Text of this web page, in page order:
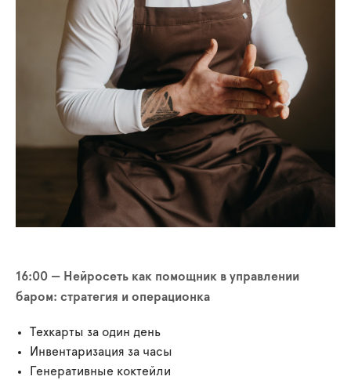
16:00 — Нейросеть как помощник в управлении
баром: стратегия и операционка
Техкарты за один день
Инвентаризация за часы
Генеративные коктейли